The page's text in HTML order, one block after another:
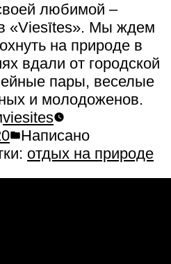
любимой –
«Viesītes». Мы ждем
на природе в
вдали от городской
пары, веселые
и молодоженов.
viesites
Написано
отдых на природе